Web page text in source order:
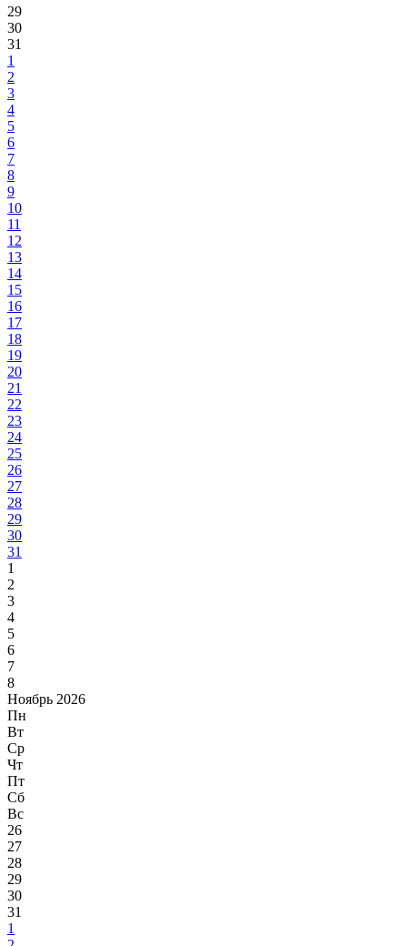
29
30
31
1
2
3
4
5
6
7
8
9
10
11
12
13
14
15
16
17
18
19
20
21
22
23
24
25
26
27
28
29
30
31
1
2
3
4
5
6
7
8
Ноябрь 2026
Пн
Вт
Ср
Чт
Пт
Сб
Вс
26
27
28
29
30
31
1